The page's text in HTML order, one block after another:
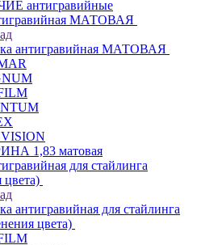
антигравийные
МАТОВАЯ
антигравийная МАТОВАЯ
1,83 матовая
для стайлинга
цвета)
антигравийная для стайлинга
цвета)